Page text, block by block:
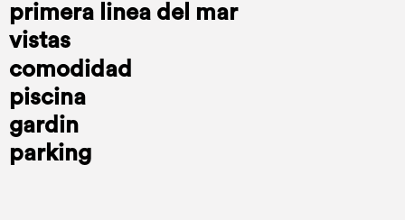
primera linea del mar
vistas
comodidad
piscina
gardin
parking